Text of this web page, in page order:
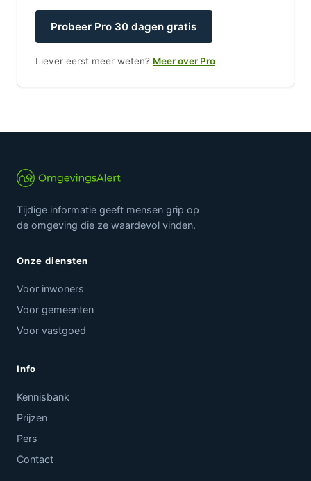
Probeer Pro 30 dagen gratis
Liever eerst meer weten? Meer over Pro
Tijdige informatie geeft mensen grip op
de omgeving die ze waardevol vinden.
Onze diensten
Voor inwoners
Voor gemeenten
Voor vastgoed
Info
Kennisbank
Prijzen
Pers
Contact